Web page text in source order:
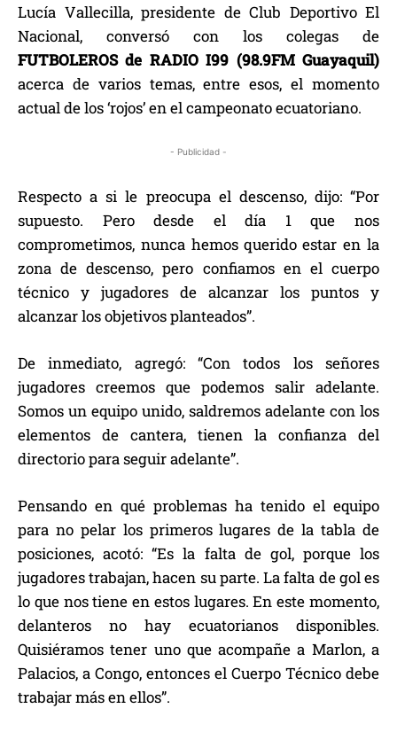
Lucía Vallecilla, presidente de Club Deportivo El
Nacional, conversó con los colegas de
FUTBOLEROS de RADIO I99 (98.9FM Guayaquil)
acerca de varios temas, entre esos, el momento
actual de los ‘rojos’ en el campeonato ecuatoriano.
- Publicidad -
Respecto a si le preocupa el descenso, dijo: “Por
supuesto. Pero desde el día 1 que nos
comprometimos, nunca hemos querido estar en la
zona de descenso, pero confiamos en el cuerpo
técnico y jugadores de alcanzar los puntos y
alcanzar los objetivos planteados”.
De inmediato, agregó: “Con todos los señores
jugadores creemos que podemos salir adelante.
Somos un equipo unido, saldremos adelante con los
elementos de cantera, tienen la confianza del
directorio para seguir adelante”.
Pensando en qué problemas ha tenido el equipo
para no pelar los primeros lugares de la tabla de
posiciones, acotó: “Es la falta de gol, porque los
jugadores trabajan, hacen su parte. La falta de gol es
lo que nos tiene en estos lugares. En este momento,
delanteros no hay ecuatorianos disponibles.
Quisiéramos tener uno que acompañe a Marlon, a
Palacios, a Congo, entonces el Cuerpo Técnico debe
trabajar más en ellos”.